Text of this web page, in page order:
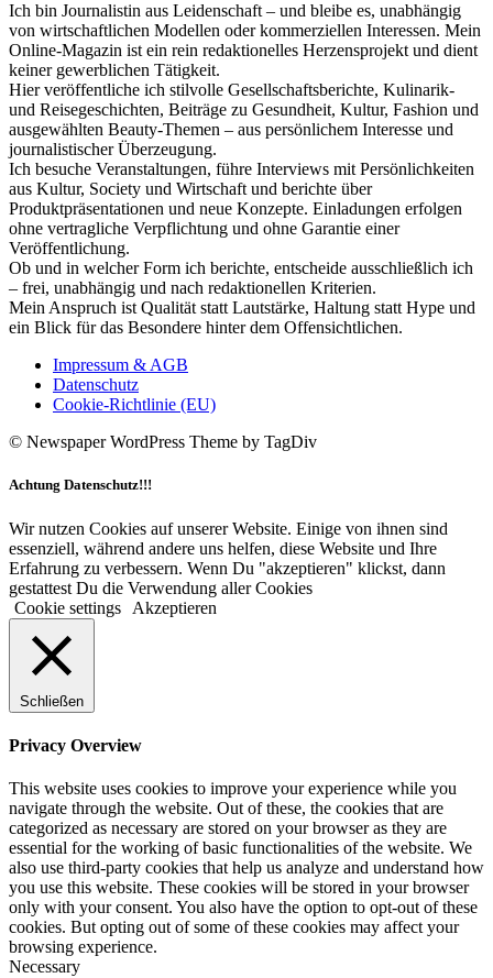
Ich bin Journalistin aus Leidenschaft – und bleibe es, unabhängig
von wirtschaftlichen Modellen oder kommerziellen Interessen. Mein
Online-Magazin ist ein rein redaktionelles Herzensprojekt und dient
keiner gewerblichen Tätigkeit.
Hier veröffentliche ich stilvolle Gesellschaftsberichte, Kulinarik-
und Reisegeschichten, Beiträge zu Gesundheit, Kultur, Fashion und
ausgewählten Beauty-Themen – aus persönlichem Interesse und
journalistischer Überzeugung.
Ich besuche Veranstaltungen, führe Interviews mit Persönlichkeiten
aus Kultur, Society und Wirtschaft und berichte über
Produktpräsentationen und neue Konzepte. Einladungen erfolgen
ohne vertragliche Verpflichtung und ohne Garantie einer
Veröffentlichung.
Ob und in welcher Form ich berichte, entscheide ausschließlich ich
– frei, unabhängig und nach redaktionellen Kriterien.
Mein Anspruch ist Qualität statt Lautstärke, Haltung statt Hype und
ein Blick für das Besondere hinter dem Offensichtlichen.
Impressum & AGB
Datenschutz
Cookie-Richtlinie (EU)
© Newspaper WordPress Theme by TagDiv
Achtung Datenschutz!!!
Wir nutzen Cookies auf unserer Website. Einige von ihnen sind
essenziell, während andere uns helfen, diese Website und Ihre
Erfahrung zu verbessern. Wenn Du "akzeptieren" klickst, dann
gestattest Du die Verwendung aller Cookies
Cookie settings
Akzeptieren
Schließen
Privacy Overview
This website uses cookies to improve your experience while you
navigate through the website. Out of these, the cookies that are
categorized as necessary are stored on your browser as they are
essential for the working of basic functionalities of the website. We
also use third-party cookies that help us analyze and understand how
you use this website. These cookies will be stored in your browser
only with your consent. You also have the option to opt-out of these
cookies. But opting out of some of these cookies may affect your
browsing experience.
Necessary